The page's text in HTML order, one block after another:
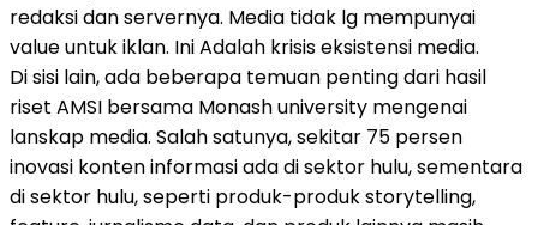
redaksi dan servernya. Media tidak lg mempunyai
value untuk iklan. Ini Adalah krisis eksistensi media.
Di sisi lain, ada beberapa temuan penting dari hasil
riset AMSI bersama Monash university mengenai
lanskap media. Salah satunya, sekitar 75 persen
inovasi konten informasi ada di sektor hulu, sementara
di sektor hulu, seperti produk-produk storytelling,